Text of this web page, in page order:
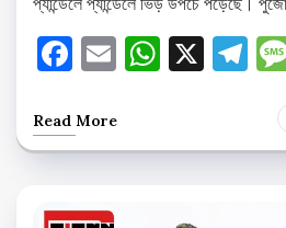
Facebook
EmailX
Read More